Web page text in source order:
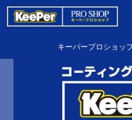
キーパープロショッ